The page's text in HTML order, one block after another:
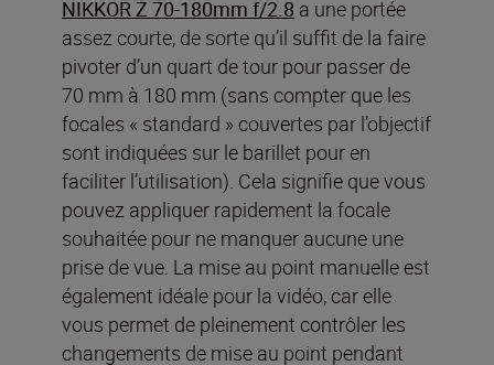
NIKKOR Z 70-180mm f/2.8 a une portée
assez courte, de sorte qu’il suffit de la faire
pivoter d’un quart de tour pour passer de
70 mm à 180 mm (sans compter que les
focales « standard » couvertes par l’objectif
sont indiquées sur le barillet pour en
faciliter l’utilisation). Cela signifie que vous
pouvez appliquer rapidement la focale
souhaitée pour ne manquer aucune une
prise de vue. La mise au point manuelle est
également idéale pour la vidéo, car elle
vous permet de pleinement contrôler les
changements de mise au point pendant